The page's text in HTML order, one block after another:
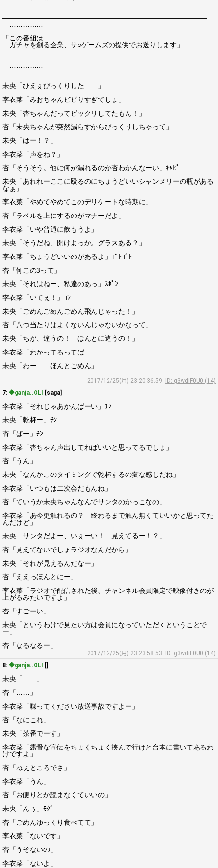
――――――――――――――――――――――――――――――
―……………
「この番組は
ガチャを創る企業、サ○ゲームズの提供でお送りします」
――――――――――――――――――――――――――――――
―……………
未央「ひえぇびっくりした……」
李衣菜「みおちゃんビビりすぎでしょ」
未央「杏ちゃんだってビックリしてたもん！」
杏「未央ちゃんが突然漏らすからびっくりしちゃって」
未央「はー！？」
李衣菜「声をね？」
杏「そうそう。他に何が漏れるのか杏わかんなーい」ｷｬﾋﾟ
未央「あれれーここに殴るのにちょうどいいシャンメリーの瓶がある
なぁ」
李衣菜「やめてやめてこのデリケートな時期に」
杏「ラベルを上にするのがマナーだよ」
李衣菜「いや普通に飲もうよ」
未央「そうだね、開けよっか。グラスある？」
李衣菜「ちょうどいいのがあるよ」ｺﾞﾄｺﾞﾄ
杏「何この3って」
未央「それはねー、私達のあっ」ｽﾎﾟﾝ
李衣菜「いてぇ！」ｺﾝ
未央「ごめんごめんごめん飛んじゃった！」
杏「八つ当たりはよくないんじゃないかなって」
未央「ちが、違うの！ ほんとに違うの！」
李衣菜「わかってるってば」
未央「わー……ほんとごめん」
2017/12/25(月) 23:20:36.59
ID: g3wdiF0U0 (14)
7: ◆ganja..OLI [saga]
李衣菜「それじゃあかんぱーい」ﾁﾝ
未央「乾杯ー」ﾁﾝ
杏「ぱー」ﾁﾝ
李衣菜「杏ちゃん声出してればいいと思ってるでしょ」
杏「うん」
未央「なんかこのタイミングで乾杯するの変な感じだね」
李衣菜「いつもは二次会だもんね」
杏「ていうか未央ちゃんなんでサンタのかっこなの」
李衣菜「あ今更触れるの？ 終わるまで触ん無くていいかと思ってた
んだけど」
未央「サンタだよー、いぇーい！ 見えてるー！？」
杏「見えてないでしょラジオなんだから」
未央「それが見えるんだなー」
杏「ええっほんとにー」
李衣菜「ラジオで配信された後、チャンネル会員限定で映像付きのが
上がるみたいですよ」
杏「すごーい」
未央「というわけで見たい方は会員になっていただくということで
ー」
杏「なるなるー」
2017/12/25(月) 23:23:58.53
ID: g3wdiF0U0 (14)
8: ◆ganja..OLI []
未央「……」
杏「……」
李衣菜「喋ってください放送事故ですよー」
杏「なにこれ」
未央「茶番でーす」
李衣菜「露骨な宣伝をちょくちょく挟んで行けと台本に書いてあるわ
けですよ」
杏「ねぇところでさ」
李衣菜「うん」
杏「お便りとか読まなくていいの」
未央「んぅ」ﾓｸﾞ
杏「ごめんゆっくり食べてて」
李衣菜「ないです」
杏「うそないの」
李衣菜「ないよ」